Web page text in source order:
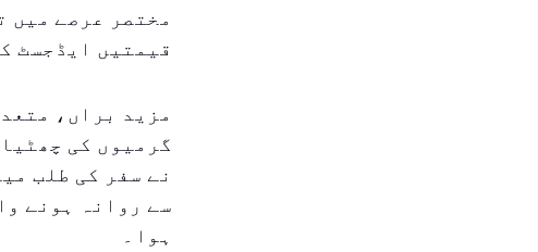
مختصر عرصے میں
قیمتیں ایڈجسٹ
مزید براں،
گرمیوں کی
نے سفر کی طلب
سے روانہ ہونے
ہوا۔